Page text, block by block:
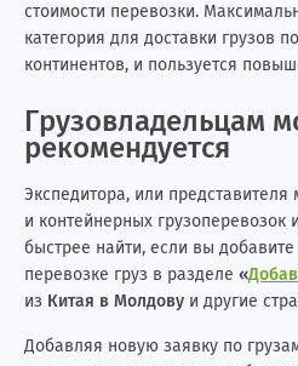
стоимости перевозки.
категория для доставки грузов
континентов, и пользуется
Грузовладельцам
рекомендуется
Экспедитора, или
и контейнерных грузоперевозок
быстрее найти, если вы
перевозке груз в разделе «
из Китая в Молдову и другие
Добавляя новую заявку по